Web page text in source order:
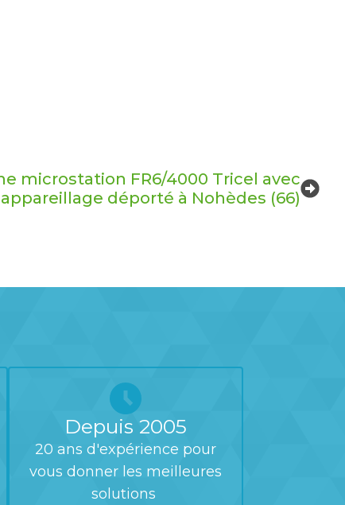
microstation FR6/4000 Tricel avec
appareillage déporté à Nohèdes (66)
Depuis 2005
20 ans d'expérience pour
vous donner les meilleures
solutions